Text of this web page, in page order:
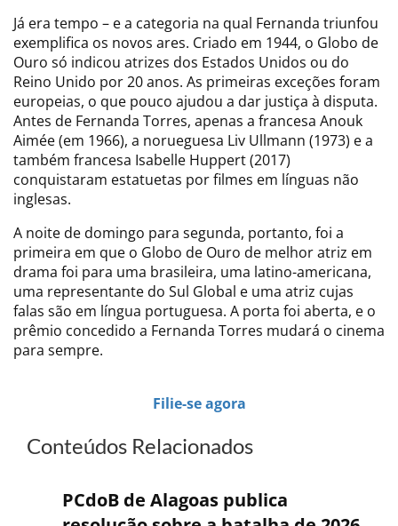
Já era tempo – e a categoria na qual Fernanda triunfou
exemplifica os novos ares. Criado em 1944, o Globo de
Ouro só indicou atrizes dos Estados Unidos ou do
Reino Unido por 20 anos. As primeiras exceções foram
europeias, o que pouco ajudou a dar justiça à disputa.
Antes de Fernanda Torres, apenas a francesa Anouk
Aimée (em 1966), a norueguesa Liv Ullmann (1973) e a
também francesa Isabelle Huppert (2017)
conquistaram estatuetas por filmes em línguas não
inglesas.
A noite de domingo para segunda, portanto, foi a
primeira em que o Globo de Ouro de melhor atriz em
drama foi para uma brasileira, uma latino-americana,
uma representante do Sul Global e uma atriz cujas
falas são em língua portuguesa. A porta foi aberta, e o
prêmio concedido a Fernanda Torres mudará o cinema
para sempre.
Filie-se agora
Conteúdos Relacionados
PCdoB de Alagoas publica